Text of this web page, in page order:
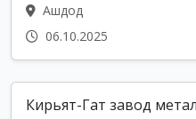
Ашдод
06.10.2025
Кирьят-Гат завод